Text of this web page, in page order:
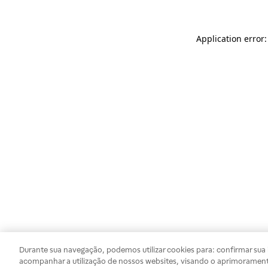
Application
Durante sua navegação, podemos utilizar cookies para: confirmar
acompanhar a utilização de nossos websites, visando o